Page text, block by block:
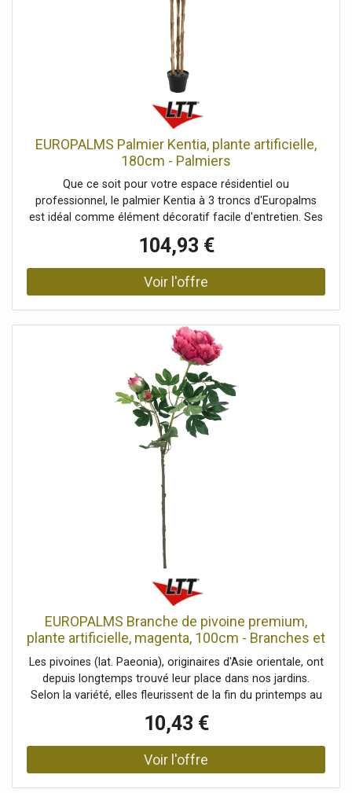
feuilles réalistes de couleur vert foncé, Avec 36 frondes
réalistes, Coffre: 1 x tronc artificiel, Configuration:
Moulable, Position debout/fixation: Pot de jardin recouvert
de mousse, Couleur: Vert foncé, Feuillage: 36
frontsMatériau: plastique, Style de décoration: Forêts et
prairies, tropiques, Saison: Printemps, été, Dimensions:
Longueur: 18 cmLargeur: 18 cmHauteur: 180 cm, Poids:
4,45 kg, Planteur, Dimensions: Hauteur: 15,5 cmDiamètre:
Ø 20 cm
EUROPALMS Palmier Kentia, plante artificielle,
180cm - Palmiers
Que ce soit pour votre espace résidentiel ou
professionnel, le palmier Kentia à 3 troncs d'Europalms
est idéal comme élément décoratif facile d'entretien. Ses
confère à ce palmier artificiel un aspect très naturel. Il est
particulièrement mis en valeur, car les feuilles ont été
disposées uniquement dans la partie supérieure. Les
feuilles de palmier sont fabriquées dans un tissu de haute
régulièrement avec un spray anti-UV afin de pouvoir
profiter longtemps de votre palmier. La plante est
disponible en différentes tailles. La livraison comprend un
pot de jardinage de base qui assure la stabilité de la plante
lorsqu'elle est placée dans un bac à fleurs. Il suffit de
courber légèrement les feuilles pour leur donner leur
forme.Palmier réaliste avec tronc naturel et feuilles en
textile de haute qualité. Tronc naturel enveloppé dans un
matériau naturel, L'article est livré prêt à être installé.,
Coffre: 3 x tronc naturel enveloppé dans un matériau
naturel, Position debout/fixation: Pot de jardinage,
Feuillage: Matériau: textile, Style de décoration: Forêts et
prairies, plante d'intérieur, vie moderne, Saison: Été,
Dimensions: Hauteur: 180 cm, Planteur, Dimensions:
Diamètre: Ø 18 cm
104,93 €
EUROPALMS Branche de pivoine premium,
plante artificielle, magenta, 100cm - Branches et
buissons
Les pivoines (lat. Paeonia), originaires d'Asie orientale, ont
depuis longtemps trouvé leur place dans nos jardins.
Selon la variété, elles fleurissent de la fin du printemps au
d'Europalms offre une alternative facile d'entretien pour
intégrer l'élégance fascinante d'une pivoine dans votre
intérieur comme décoration. La branche de pivoine
artificielle est dotée d'une fleur luxuriante qui brille de mille
10,43 €